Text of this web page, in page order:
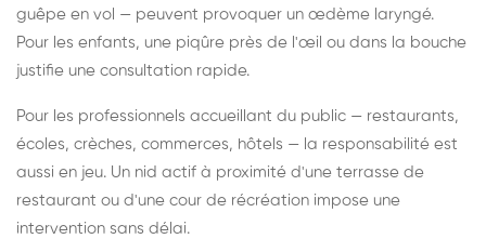
guêpe en vol — peuvent provoquer un œdème laryngé.
Pour les enfants, une piqûre près de l'œil ou dans la bouche
justifie une consultation rapide.
Pour les professionnels accueillant du public — restaurants,
écoles, crèches, commerces, hôtels — la responsabilité est
aussi en jeu. Un nid actif à proximité d'une terrasse de
restaurant ou d'une cour de récréation impose une
intervention sans délai.